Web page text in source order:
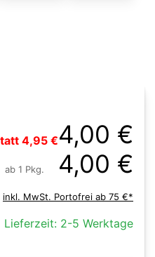
4,95 €4,00 €
ab 1 Pkg. 4,00 €
inkl. MwSt. Portofrei ab 75 €*
Lieferzeit: 2-5 Werktage